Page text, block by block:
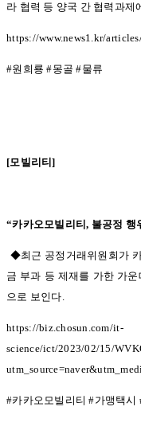
라 협력 등 양국 간 협력과제
https://www.news1.kr/
#원희룡#몽골#물류
[모빌리티]
“카카오모빌리티, 불공정 행
◆최근 공정거래위원회가
금 부과 등 제재를 가한 가
으로 보인다.
https://biz.chosun.com/it-
science/ict/2023/02/15/
#카카오모빌리티#가맹택시